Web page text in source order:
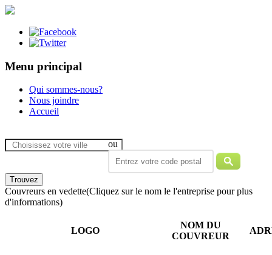
Menu principal
Qui sommes-nous?
Nous joindre
Accueil
ou
Couvreurs en vedette(Cliquez sur le nom le l'entreprise pour plus
d'informations)
LOGO
NOM DU
COUVREUR